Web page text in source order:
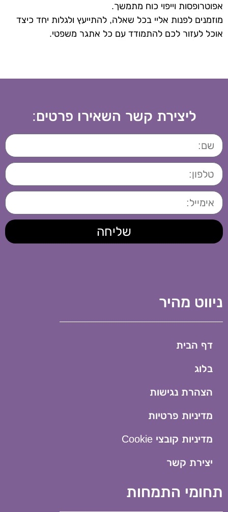
אפוטרופסות וייפוי כוח מתמשך.
מוזמנים לפנות אליי בכל שאלה, להתייעץ ולגלות יחד כיצד
אוכל לעזור לכם להתמודד עם כל אתגר משפטי.
ליצירת קשר השאירו פרטים:
שליחה
ניווט מהיר
דף הבית
בלוג
הצהרת נגישות
מדיניות פרטיות
מדיניות קובצי Cookie​
יצירת קשר
תחומי התמחות